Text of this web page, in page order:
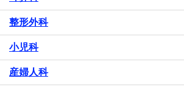
整形外科
小児科
産婦人科